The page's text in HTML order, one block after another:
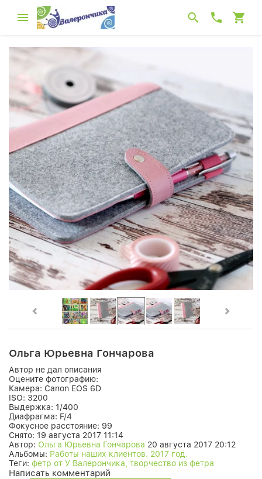
Ольга Юрьевна Гончарова
Автор не дал описания
Оцените фотографию:
Камера: Canon EOS 6D
ISO: 3200
Выдержка: 1/400
Диафрагма: F/4
Фокусное расстояние: 99
Снято: 19 августа 2017 11:14
Автор: Ольга Юрьевна Гончарова 20 августа 2017 20:12
Альбомы: Работы наших клиентов. 2017 год.
Теги: фетр от У Валерончика, творчество из фетра
Написать комментарий